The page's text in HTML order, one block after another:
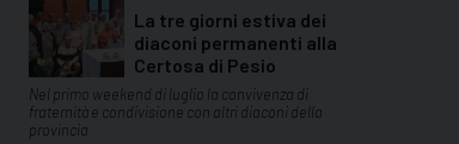
La tre giorni estiva dei
diaconi permanenti alla
Certosa di Pesio
Nel primo weekend di luglio la convivenza di
fraternità e condivisione con altri diaconi della
provincia